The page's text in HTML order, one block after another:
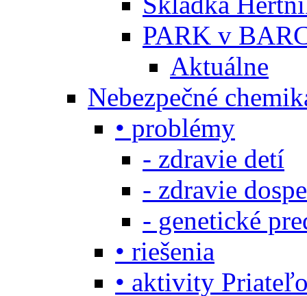
PARK v
Aktuálne
Nebezpečné
• problémy
- zdravie detí
- zdravie
- genetické
• riešenia
• aktivity